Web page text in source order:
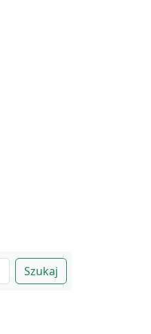
Szukaj